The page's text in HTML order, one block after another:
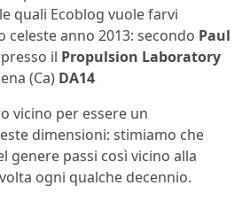
quali Ecoblog vuole farvi
anno 2013: secondo Paul
il Propulsion Laboratory
(Ca) DA14
vicino per essere un
dimensioni: stimiamo che
genere passi così vicino alla
ogni qualche decennio.